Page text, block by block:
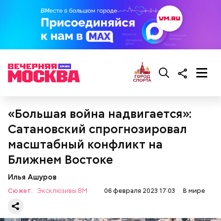
«Большая война надвигается»:
Сатановский спрогнозировал
масштабный конфликт на
Ближнем Востоке
Илья Ашуров
Сюжет: Эксклюзивы ВМ 06 февраля 2023 17:03 В мире
— Таких деревень много, их 95 в заповеднике. Это
вообще отдельный объект исследования, —
заметил он.
Также специалист отметил, что часы Судного дня
помогают больше людей привлечь к проблемам